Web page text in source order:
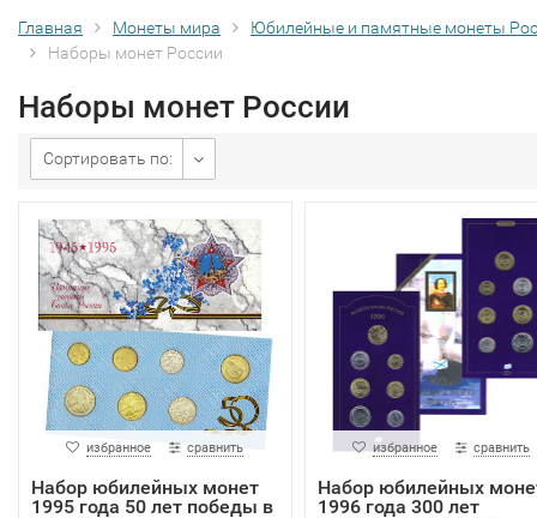
Главная Монеты мира
Юбилейные и памятные монеты
Наборы монет России
Наборы монет России
Сортировать по:
избранное сравнить
Набор юбилейных монет
1995 года 50 лет победы в
избранное сравнить
Набор юбилейных
1996 года 300 лет